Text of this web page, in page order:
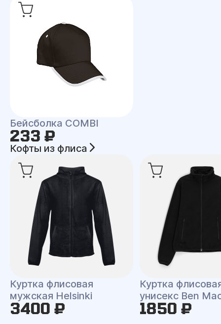
Бейсболка COMBI
233 ₽
Кофты из флиса
Куртка флисовая
мужская Helsinki
3400 ₽
Куртка
унисекс Ben
1850 ₽